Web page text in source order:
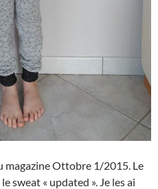
magazine Ottobre 1/2015. Le
sweat « updated ». Je les ai